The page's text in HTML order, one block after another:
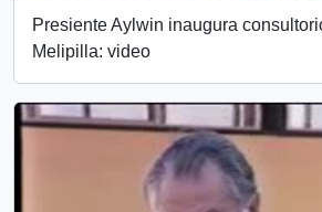
Presiente Aylwin inaugura
Melipilla: video